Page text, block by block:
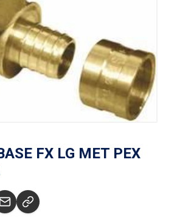
FX LG MET PEX